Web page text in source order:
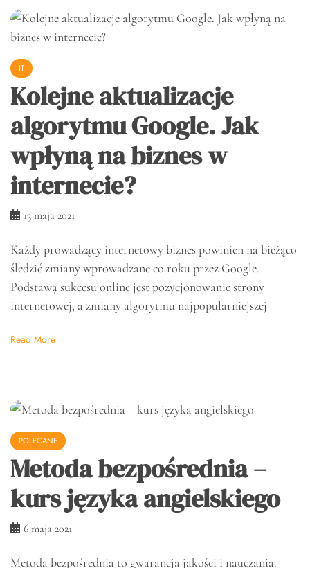
IT
Kolejne aktualizacje
algorytmu Google. Jak
wpłyną na biznes w
internecie?
13 maja 2021
Każdy prowadzący internetowy biznes powinien na bieżąco
śledzić zmiany wprowadzane co roku przez Google.
Podstawą sukcesu online jest pozycjonowanie strony
internetowej, a zmiany algorytmu najpopularniejszej
Read More
POLECANE
Metoda bezpośrednia –
kurs języka angielskiego
6 maja 2021
Metoda bezpośrednia to gwarancja jakości i nauczania.